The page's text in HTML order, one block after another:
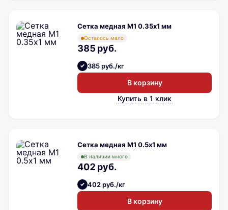
Сетка медная М1 0.35х1 мм
Осталось мало
385 руб.
385 руб./кг
В корзину
Купить в 1 клик
Сетка медная М1 0.5х1 мм
В наличии много
402 руб.
402 руб./кг
В корзину